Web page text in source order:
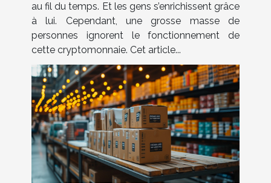
au fil du temps. Et les gens s’enrichissent grâce
à lui. Cependant, une grosse masse de
personnes ignorent le fonctionnement de
cette cryptomonnaie. Cet article...